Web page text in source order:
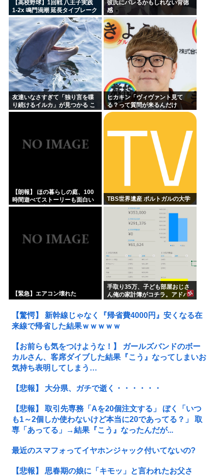
【高校野球】1回戦 八王子実践
1-2x 鳴門渦潮 延長タイブレーク
でサヨナラ勝ち 鳴門渦潮として
甲子園1勝
彼氏にバレるかもしれない背徳
感
友達いなさすぎて「独り言を喋
り続けるイルカ」が見つかる こ
れぼく
ヒカキン「ヴィヴァント見て
る？って質問が来るんだけ
ど…」 ネット民「プークスクス
【朗報】 ほの暮らしの庭、100
時間遊べてストーリーも面白い
スタバレの上位互換だとまじで
TBS世界遺産 ポルトガルの大学
【緊急】エアコン壊れた
手取り35万、子ども部屋おじさ
ん俺の家計簿がコチラ。アドバ
【驚愕】 新幹線じゃなく『帰省費4000円』安くなる在
来線で帰省した結果ｗｗｗｗｗ
【お前らも気をつけような！】 ガールズバンドのボー
カルさん、客席ダイブした結果『こう』なってしまいお
気持ち表明してしまう…
【悲報】 大分県、ガチで逝く・・・・・・
【悲報】 取引先専務「Aを20個注文する」 ぼく「いつ
も1～2個しか使わないけど本当に20であってる？」 取
専「あってる」→結果『こう』なったんだが...
最近のスマフォってイヤホンジャック付いてないの?
【悲報】 思春期の娘に「キモッ」と言われたお父さ